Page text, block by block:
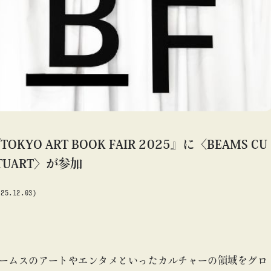
#アートが生まれるところ
#アートフェア
#アトリエ
#ギャラリー
#グッズ
#デザイン
#ビームス カルチャー ト 高輪
#ファッション
#フェニカ
#言葉
#連載 #音楽
TOKYO ART BOOK FAIR 2025』に〈BEAMS CU
〉が参加
ムスのアートやエンタメといったカルチャーの領域をグロ
#ART #BEAMS CULTUART #アートフェア #ART